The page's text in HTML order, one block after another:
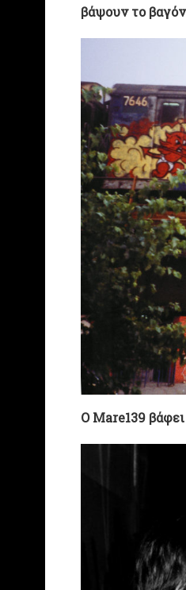
βάψουν το
Ο Mare139